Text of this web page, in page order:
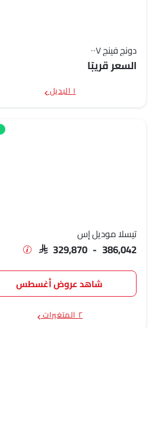
دونج فينج ٠٠٧
السعر قريبًا
١ البديل
تيسلا موديل إس
SAR 329,870 - 386,042
شاهد عروض أغسطس
٢ المتغيرات